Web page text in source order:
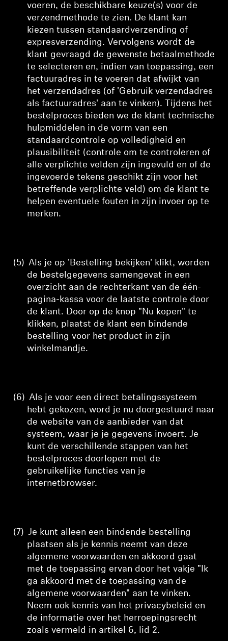
voeren, de beschikbare keuze(s) voor de
verzendmethode te zien. De klant kan
kiezen tussen standaardverzending of
expresverzending. Vervolgens wordt de
klant gevraagd de gewenste betaalmethode
te selecteren en, indien van toepassing, een
factuuradres in te voeren dat afwijkt van
het verzendadres (of 'Gebruik verzendadres
als factuuradres' aan te vinken). Tijdens het
bestelproces bieden we de klant technische
hulpmiddelen in de vorm van een
standaardcontrole op volledigheid en
plausibiliteit (controle om te controleren of
alle verplichte velden zijn ingevuld en of de
ingevoerde tekens geschikt zijn voor het
betreffende verplichte veld) om de klant te
helpen eventuele fouten in zijn invoer op te
merken.
(5) Als je op 'Bestelling bekijken' klikt, worden
de bestelgegevens samengevat in een
overzicht aan de rechterkant van de één-
pagina-kassa voor de laatste controle door
de klant. Door op de knop "Nu kopen" te
klikken, plaatst de klant een bindende
bestelling voor het product in zijn
winkelmandje.
(6) Als je voor een direct betalingssysteem
hebt gekozen, word je nu doorgestuurd naar
de website van de aanbieder van dat
systeem, waar je je gegevens invoert. Je
kunt de verschillende stappen van het
bestelproces doorlopen met de
gebruikelijke functies van je
internetbrowser.
(7) Je kunt alleen een bindende bestelling
plaatsen als je kennis neemt van deze
algemene voorwaarden en akkoord gaat
met de toepassing ervan door het vakje "Ik
ga akkoord met de toepassing van de
algemene voorwaarden" aan te vinken.
Neem ook kennis van het privacybeleid en
de informatie over het herroepingsrecht
zoals vermeld in artikel 6, lid 2.